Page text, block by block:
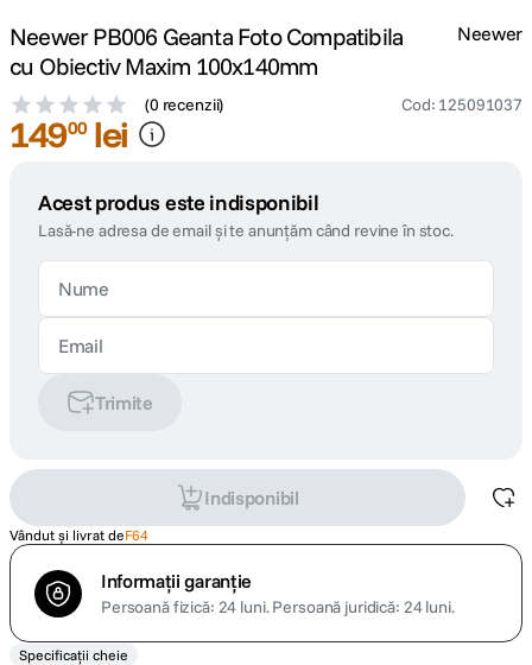
Neewer PB006 Geanta Foto Compatibila
cu Obiectiv Maxim 100x140mm
(0 recenzii) Cod: 125091037
Neewer
14900 lei
Acest produs este indisponibil
Lasă-ne adresa de email și te anunțăm când revine în stoc.
Trimite
Indisponibil
Vândut și livrat deF64
Informații garanție
Persoană fizică: 24 luni.Persoană juridică: 24 luni.
Specificații cheie